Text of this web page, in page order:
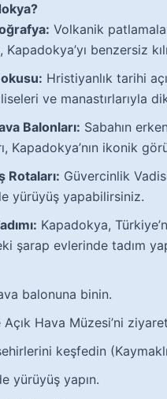
Volkanik
Kapadokya’yı benzersiz
Hristiyanlık tarihi
ve manastırlarıyla
Balonları: Sabahın
Kapadokya’nın ikonik
Rotaları: Güvercinlik
yürüyüş yapabilirsiniz.
Kapadokya,
şarap evlerinde tadım
balonuna binin.
Açık Hava Müzesi’ni
keşfedin
yürüyüş yapın.